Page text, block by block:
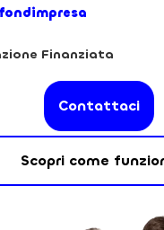
Finanziata
Contattaci
Scopri come